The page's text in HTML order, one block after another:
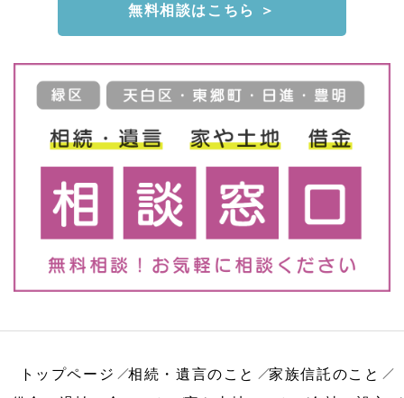
無料相談はこちら ＞
トップページ 相続・遺言のこと
家族信託のこと